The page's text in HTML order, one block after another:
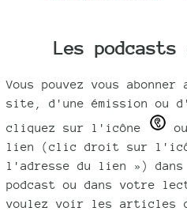
Les
Vous pouvez vous
site, d'une émission ou
cliquez sur l'icône
lien (clic droit sur
l'adresse du lien »)
podcast ou dans votre
voulez voir les articles